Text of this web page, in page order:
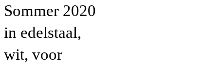
Sommer 2020
in edelstaal,
wit, voor